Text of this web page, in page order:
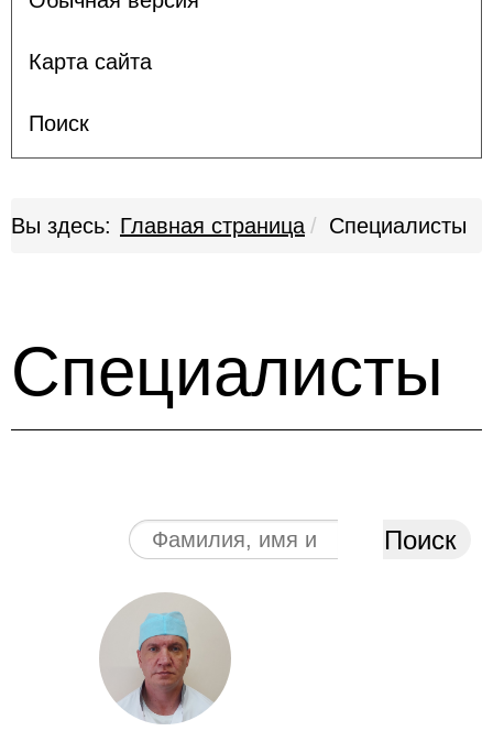
Карта сайта
Поиск
Вы здесь: Главная страница Специалисты
Специалисты
Поиск